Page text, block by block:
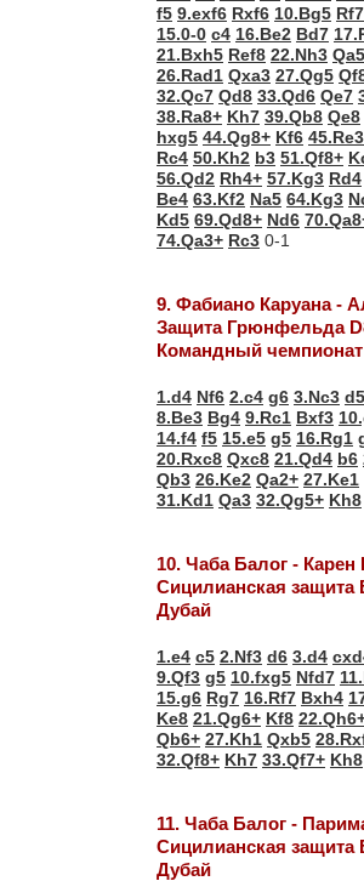
f5 9.exf6 Rxf6 10.Bg5 Rf7
15.0-0 c4 16.Be2 Bd7
21.Bxh5 Ref8 22.Nh3 Qa5
26.Rad1 Qxa3 27.Qg5
32.Qc7 Qd8 33.Qd6 Qe7
38.Ra8+ Kh7 39.Qb8 Qe8
hxg5 44.Qg8+ Kf6 45.Re3
Rc4 50.Kh2 b3 51.Qf8+
56.Qd2 Rh4+ 57.Kg3 Rd4
Be4 63.Kf2 Na5 64.Kg3
Kd5 69.Qd8+ Nd6
74.Qa3+ Rc3 0-1
9. Фабиано Каруана -
Защита Грюнфельда
Командный
1.d4 Nf6 2.c4 g6 3.Nc3 d5
8.Be3 Bg4 9.Rc1 Bxf3
14.f4 f5 15.e5 g5 16.Rg1
20.Rxc8 Qxc8 21.Qd4 b6
Qb3 26.Ke2 Qa2+ 27.Ke1
31.Kd1 Qa3 32.Qg5+ Kh8
10. Чаба Балог - Карен
Сицилианская защита
Дубай
1.e4 c5 2.Nf3 d6 3.d4
9.Qf3 g5 10.fxg5 Nfd7
15.g6 Rg7 16.Rf7 Bxh4
Ke8 21.Qg6+ Kf8
Qb6+ 27.Kh1 Qxb5
32.Qf8+ Kh7 33.Qf7+ Kh8
11. Чаба Балог -
Сицилианская защита
Дубай